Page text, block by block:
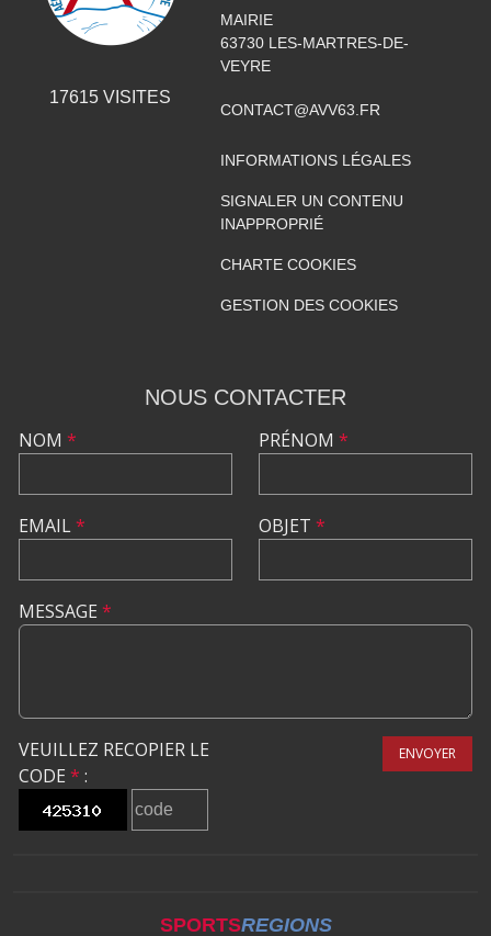
17615VISITES
MAIRIE
63730 LES-MARTRES-DE-
VEYRE
CONTACT@AVV63.FR
INFORMATIONS LÉGALES
SIGNALER UN CONTENU
INAPPROPRIÉ
CHARTE COOKIES
GESTION DES COOKIES
NOUS CONTACTER
NOM *
EMAIL*
PRÉNOM *
OBJET *
MESSAGE *
VEUILLEZ RECOPIER LE
CODE * :
ENVOYER
SPORTSREGIONS